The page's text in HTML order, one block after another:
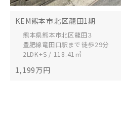
KEM熊本市北区龍田1期
熊本県熊本市北区龍田３
豊肥線竜田口駅まで 徒歩29分
2LDK+S / 118.41㎡
1,199万円